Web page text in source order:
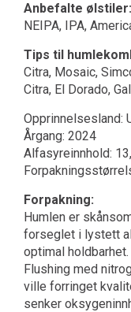
Anbefalte ølstiler:
NEIPA, IPA,
Tips til
Citra, Mosaic,
Citra, El Dorado,
Opprinnelsesland:
Årgang: 2024
Alfasyreinnhold:
Forpakning:
Humlen er
forseglet i lystett
optimal holdbarhet.
Flushing med
ville forringet
senker